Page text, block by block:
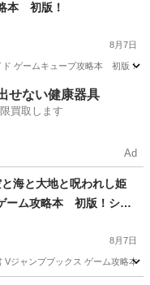
本 初版！
8月7日
ド ゲームキューブ攻略本 初版！
せない健康器具
買取します
Ad
海と大地と呪われし姫
ーム攻略本 初版！シー
8月7日
Vジャンプブックス ゲーム攻略本